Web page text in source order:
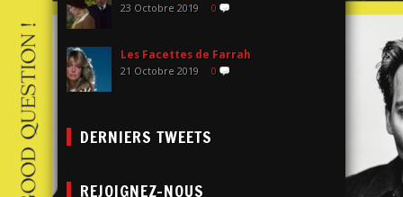
23 Octobre 2019 0
Les Facettes de Farrah
21 Octobre 2019 0
DERNIERS TWEETS
REJOIGNEZ-NOUS